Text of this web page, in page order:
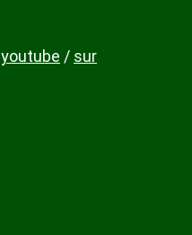
youtube / sur